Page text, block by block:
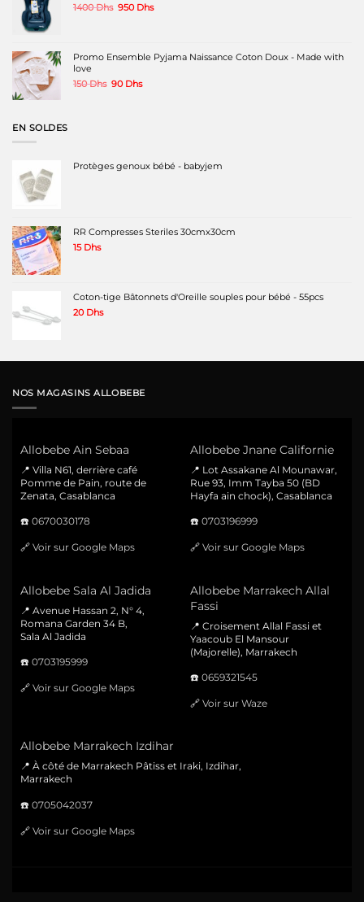
1400Dhs Le
1400 Dhs.
950 DhsLe
950 Dhs.
Promo Ensemble Pyjama Naissance Coton Doux - Made with
love
150Dhs Le
90 DhsLe
EN SOLDES
Protèges genoux bébé - babyjem
RR Compresses Steriles 30cmx30cm
15 Dhs
Coton-tige Bâtonnets d'Oreille souples pour bébé - 55pcs
20 Dhs
NOS MAGASINS ALLOBEBE
Allobebe Ain Sebaa
📍 Villa N61, derrière café
Pomme de Pain, route de
Zenata, Casablanca
☎️ 0670030178
🔗 Voir sur Google Maps
Allobebe Jnane Californie
📍 Lot Assakane Al Mounawar,
Rue 93, Imm Tayba 50 (BD
Hayfa ain chock), Casablanca
☎️ 0703196999
🔗 Voir sur Google Maps
Allobebe Sala Al Jadida
📍 Avenue Hassan 2, N° 4,
Romana Garden 34 B,
Sala Al Jadida
☎️ 0703195999
🔗 Voir sur Google Maps
Allobebe Marrakech Allal
Fassi
📍 Croisement Allal Fassi et
Yaacoub El Mansour
(Majorelle), Marrakech
☎️ 0659321545
🔗 Voir sur Waze
Allobebe Marrakech Izdihar
📍 À côté de Marrakech Pâtiss et Iraki, Izdihar,
Marrakech
☎️ 0705042037
🔗 Voir sur Google Maps